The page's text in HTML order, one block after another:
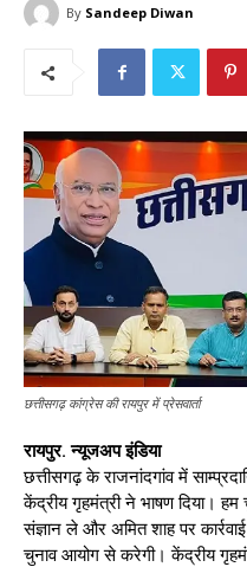
By Sandeep Diwan
छत्तीसगढ़ कांग्रेस की रायपुर में प्रेसवार्ता
रायपुर. न्यूजअप इंडिया
छत्तीसगढ़ के राजनांदगांव में
केंद्रीय गृहमंत्री ने भाषण दिया।
संज्ञान ले और अमित शाह पर
चुनाव आयोग से करेगी। केंद्रीय